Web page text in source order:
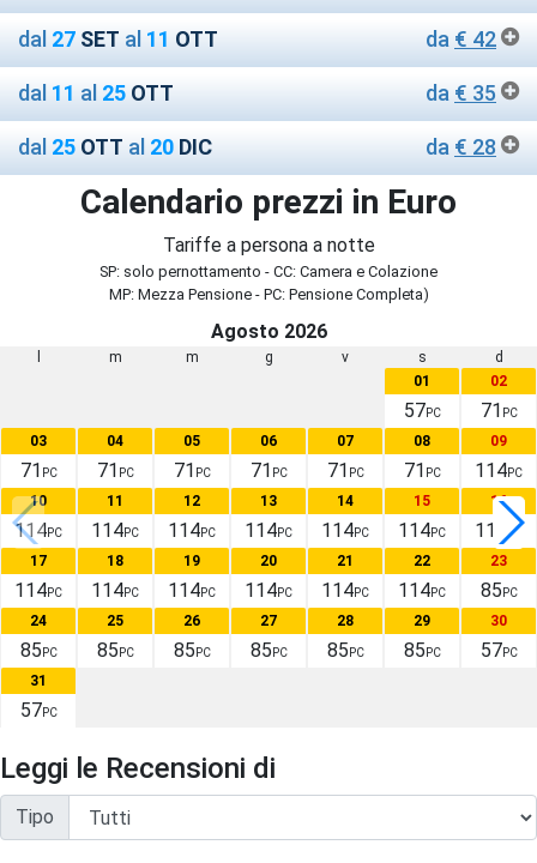
dal 27 SET al 11 OTT da € 42
dal 11 al 25 OTT da € 35
dal 25 OTT al 20 DIC da € 28
Calendario prezzi in Euro
Tariffe a persona a notte
SP: solo pernottamento - CC: Camera e Colazione
MP: Mezza Pensione - PC: Pensione Completa)
Agosto 2026
m m g v s
d
01
57 PC
02
71 PC
03
71 PC
04
71 PC
05
71 PC
06
71 PC
07
71 PC
08
71 PC
09
114PC
10
114PC
11
114PC
12
114PC
13
114PC
14
114PC
15
114PC
16
114PC
17
114PC
18
114PC
19
114PC
20
114PC
21
114PC
22
114PC
23
85 PC
24
85 PC
25
85 PC
26
85 PC
27
85 PC
28
85 PC
29
85 PC
30
57 PC
31
57 PC
Leggi le Recensioni di
Tipo